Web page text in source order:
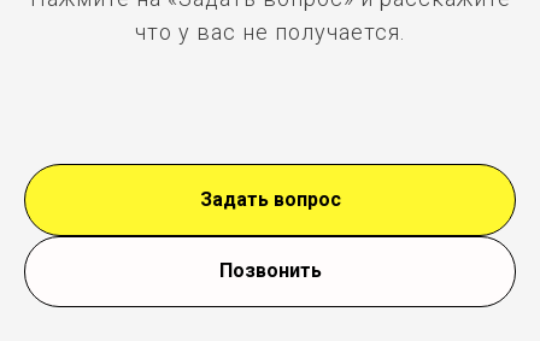
что у вас не получается.
Задать вопрос
Позвонить